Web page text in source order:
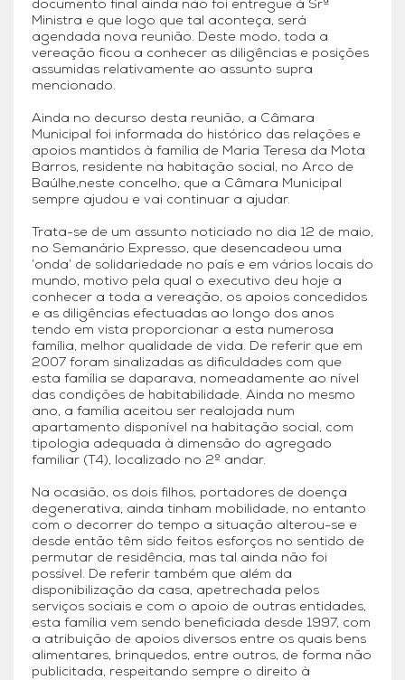
documento final ainda não foi entregue à Srª
Ministra e que logo que tal aconteça, será
agendada nova reunião. Deste modo, toda a
vereação ficou a conhecer as diligências e posições
assumidas relativamente ao assunto supra
mencionado.
Ainda no decurso desta reunião, a Câmara
Municipal foi informada do histórico das relações e
apoios mantidos à família de Maria Teresa da Mota
Barros, residente na habitação social, no Arco de
Baúlhe,neste concelho, que a Câmara Municipal
sempre ajudou e vai continuar a ajudar.
Trata-se de um assunto noticiado no dia 12 de maio,
no Semanário Expresso, que desencadeou uma
‘onda’ de solidariedade no país e em vários locais do
mundo, motivo pela qual o executivo deu hoje a
conhecer a toda a vereação, os apoios concedidos
e as diligências efectuadas ao longo dos anos
tendo em vista proporcionar a esta numerosa
família, melhor qualidade de vida. De referir que em
2007 foram sinalizadas as dificuldades com que
esta família se daparava, nomeadamente ao nível
das condições de habitabilidade. Ainda no mesmo
ano, a família aceitou ser realojada num
apartamento disponível na habitação social, com
tipologia adequada à dimensão do agregado
familiar (T4), localizado no 2º andar.
Na ocasião, os dois filhos, portadores de doença
degenerativa, ainda tinham mobilidade, no entanto
com o decorrer do tempo a situação alterou-se e
desde então têm sido feitos esforços no sentido de
permutar de residência, mas tal ainda não foi
possível. De referir também que além da
disponibilização da casa, apetrechada pelos
serviços sociais e com o apoio de outras entidades,
esta família vem sendo beneficiada desde 1997, com
a atribuição de apoios diversos entre os quais bens
alimentares, brinquedos, entre outros, de forma não
publicitada, respeitando sempre o direito à